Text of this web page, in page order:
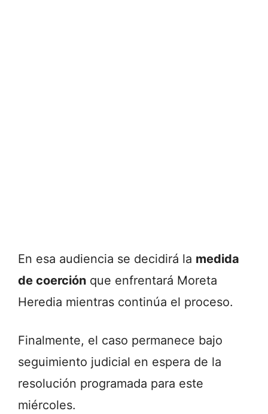
En esa audiencia se decidirá la medida
de coerción que enfrentará Moreta
Heredia mientras continúa el proceso.
Finalmente, el caso permanece bajo
seguimiento judicial en espera de la
resolución programada para este
miércoles.